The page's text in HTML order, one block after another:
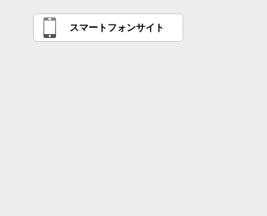
スマートフォンサイト